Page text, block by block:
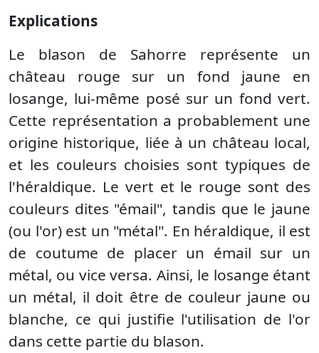
Explications
Le blason de Sahorre représente un
château rouge sur un fond jaune en
losange, lui-même posé sur un fond vert.
Cette représentation a probablement une
origine historique, liée à un château local,
et les couleurs choisies sont typiques de
l'héraldique. Le vert et le rouge sont des
couleurs dites "émail", tandis que le jaune
(ou l'or) est un "métal". En héraldique, il est
de coutume de placer un émail sur un
métal, ou vice versa. Ainsi, le losange étant
un métal, il doit être de couleur jaune ou
blanche, ce qui justifie l'utilisation de l'or
dans cette partie du blason.